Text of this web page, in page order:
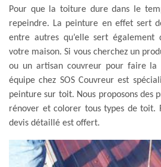
Pour que la toiture dure dans le
repeindre. La peinture en effet sert
entre autres qu’elle sert également
votre maison. Si vous cherchez un
ou un artisan couvreur pour faire la
équipe chez SOS Couvreur est
peinture sur toit. Nous proposons des
rénover et colorer tous types de toit.
devis détaillé est offert.